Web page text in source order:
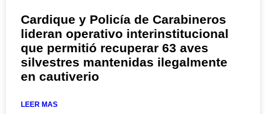
Cardique y Policía de Carabineros
lideran operativo interinstitucional
que permitió recuperar 63 aves
silvestres mantenidas ilegalmente
en cautiverio
LEER MAS